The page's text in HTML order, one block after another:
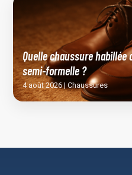
Quelle chaussure
semi-formelle ?
4 août 2026 | Chaussures